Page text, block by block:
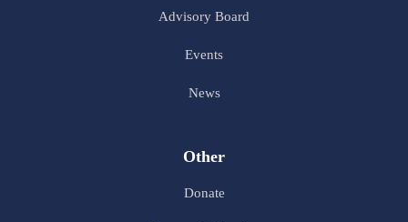
Advisory Board
Events
News
Other
Donate